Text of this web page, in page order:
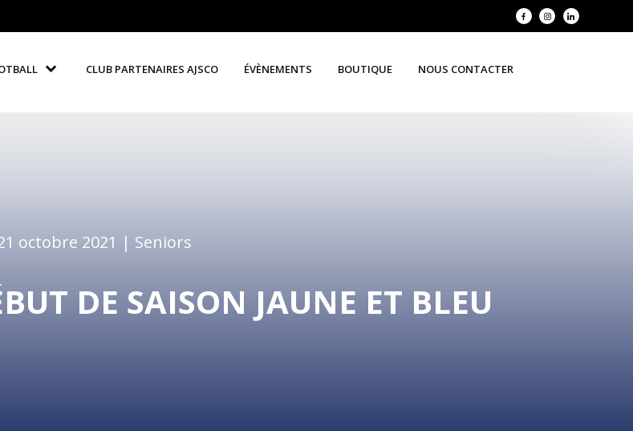
CLUB PARTENAIRES AJSCO ÉVÈNEMENTS BOUTIQUE NOUS CONTACTER
octobre 2021 | Seniors
DE SAISON JAUNE ET BLEU